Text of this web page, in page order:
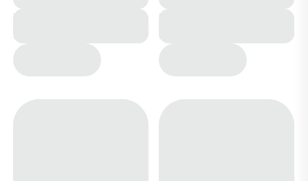
Кроссовки К251-3
бежевые
Кроссовки 5802-2
белые